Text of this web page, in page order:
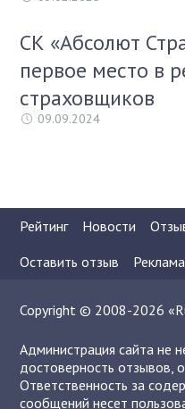
СК «Абсолют
первое место в
страховщиков
09.09.2024
Рейтинг Новости
Оставить отзыв
Copyright © 2008-2026
Администрация сайта не
достоверность отзывов,
Ответственность за
сообщений несет